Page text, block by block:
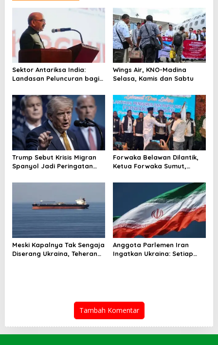
s
i
p
o
s
Sektor Antariksa India:
Landasan Peluncuran bagi
Wings Air, KNO-Madina
Selasa, Kamis dan Sabtu
Trump Sebut Krisis Migran
Spanyol Jadi Peringatan
Forwaka Belawan Dilantik,
Ketua Forwaka Sumut,
Profesionalisme Wartawan
di Wilayah Hukum Kejari
Meski Kapalnya Tak Sengaja
Diserang Ukraina, Teheran
Anggota Parlemen Iran
Ingatkan Ukraina: Setiap
Tambah Komentar